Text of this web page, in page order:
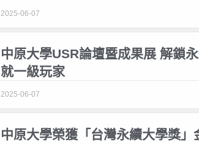
2025-06-07
中原大學USR論壇暨成果展 解鎖
就一級玩家
2025-06-07
中原大學榮獲「台灣永續大學獎」